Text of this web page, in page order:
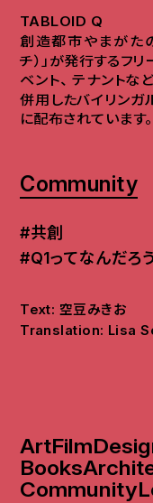
TABLOID Q
創造都市やまがた
チ）」が発行するフ
ベント、 テナントな
併用したバイリンガ
に配布されています。
Community
#共創
#Q1ってなんだろ
Text: 空豆みきお
Translation: Lisa
ArtFilm
Books
Community